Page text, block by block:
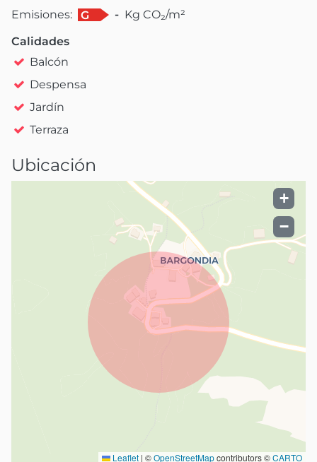
Emisiones:
G - Kg CO₂/m²
Calidades
Balcón
Despensa
Jardín
Terraza
Ubicación
+
−
Leaflet | ©OpenStreetMapcontributors ©CARTO